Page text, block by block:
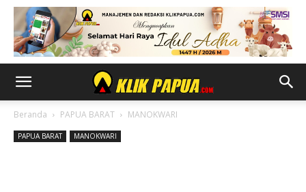
Beranda PAPUA BARAT MANOKWARI
PAPUA BARAT MANOKWARI